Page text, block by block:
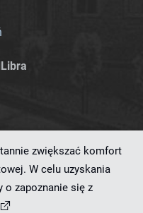
zwiększać komfort
W celu uzyskania
o zapoznanie się z